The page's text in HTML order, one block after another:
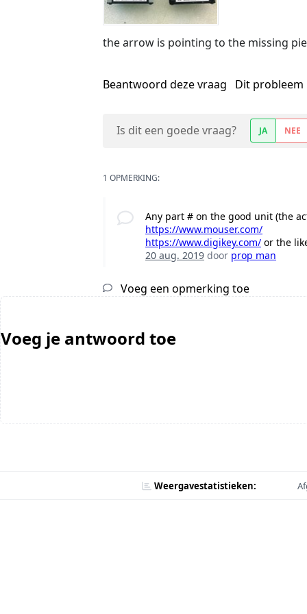
the arrow is pointing to the missing
Beantwoord deze vraag Dit probleem
Is dit een goede vraag? JA NEE
1 OPMERKING:
Any part # on the good unit (the
https://www.mouser.com/
https://www.digikey.com/ or the
20 aug. 2019 door prop man
Voeg een opmerking toe
Voeg je antwoord toe
Weergavestatistieken: